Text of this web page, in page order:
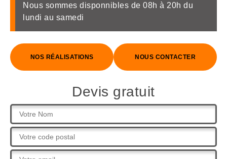
Nous sommes disponnibles de 08h à 20h du
lundi au samedi
NOS RÉALISATIONS NOUS CONTACTER
Devis gratuit